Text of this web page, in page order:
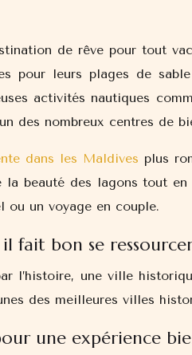
de rêve pour tout
pour leurs plages de
activités nautiques
des nombreux centres de
dans les Maldives plus
beauté des lagons tout
ou un voyage en couple.
fait bon se
l’histoire, une ville
des meilleures villes
une expérience